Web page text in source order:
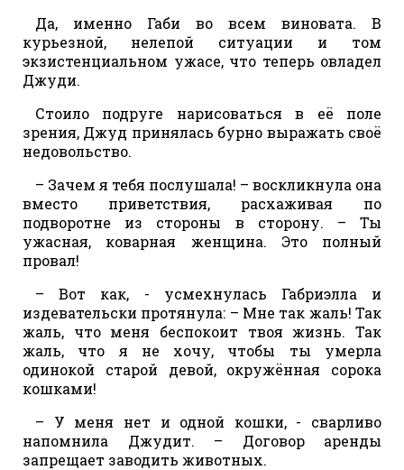
Да, именно Габи во всем виновата. В
курьезной, нелепой ситуации и том
экзистенциальном ужасе, что теперь овладел
Джуди.
Стоило подруге нарисоваться в её поле
зрения, Джуд принялась бурно выражать своё
недовольство.
– Зачем я тебя послушала! – воскликнула она
вместо приветствия, расхаживая по
подворотне из стороны в сторону. – Ты
ужасная, коварная женщина. Это полный
провал!
– Вот как, - усмехнулась Габриэлла и
издевательски протянула: – Мне так жаль! Так
жаль, что меня беспокоит твоя жизнь. Так
жаль, что я не хочу, чтобы ты умерла
одинокой старой девой, окружённая сорока
кошками!
– У меня нет и одной кошки, - сварливо
напомнила Джудит. – Договор аренды
запрещает заводить животных.